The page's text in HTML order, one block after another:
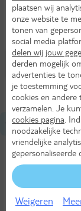
Na'ama Bay(4)
Over Egypte
Tijdverschil
Wintertijd: 1 uur
Zomertijd: geen
Hoofdstad
plaatsen wij
onze website te
tonen van
social media
delen wij jouw
derden mogelijk
advertenties te
je toestemming
cookies en
verzamelen. Je
cookies pagina .
noodzakelijke
vriendelijke
gepersonaliseerde
Weigeren